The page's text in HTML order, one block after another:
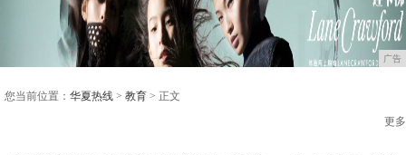
广告
您当前位置： 华夏热线 > 教育 > 正文
更多